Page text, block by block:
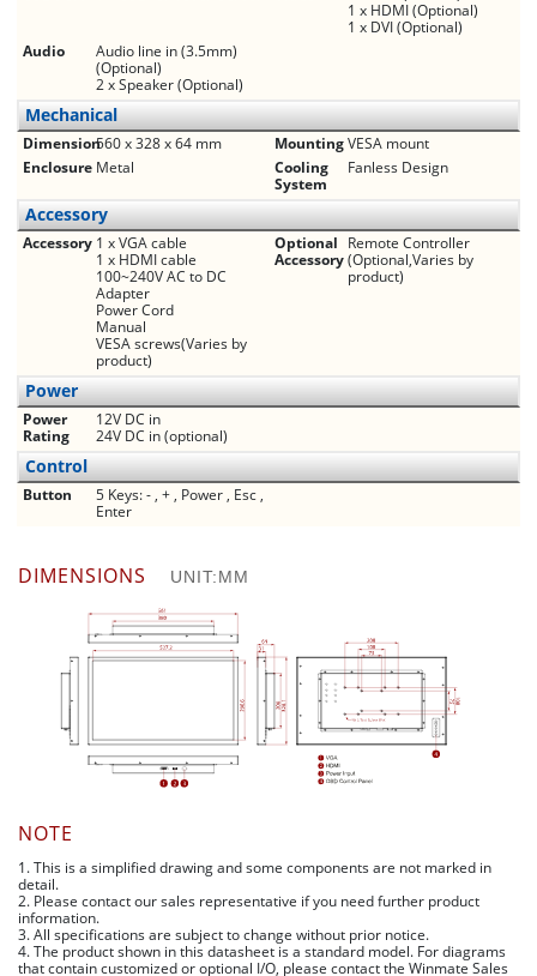
1 x HDMI (Optional)
1 x DVI (Optional)
Audio
Audio line in (3.5mm)
(Optional)
2 x Speaker (Optional)
Mechanical
Dimension560 x 328 x 64 mm MountingVESA mount
Enclosure Metal
Cooling
System
Fanless Design
Accessory
Accessory 1 x VGA cable
1 x HDMI cable
100~240V AC to DC
Adapter
Power Cord
Manual
VESA screws(Varies by
product)
Optional
Accessory
Remote Controller
(Optional,Varies by
product)
Power
Power
Rating
12V DC in
24V DC in (optional)
Control
Button
5 Keys: - , + , Power , Esc ,
Enter
DIMENSIONS UNIT:MM
NOTE
1. This is a simplified drawing and some components are not marked in
detail.
2. Please contact our sales representative if you need further product
information.
3. All specifications are subject to change without prior notice.
4. The product shown in this datasheet is a standard model. For diagrams
that contain customized or optional I/O, please contact the Winmate Sales